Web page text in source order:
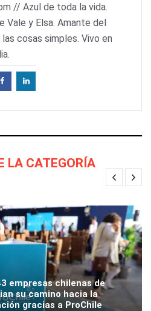
// Azul de toda la vida.
Vale y Elsa. Amante del
cosas simples. Vivo en
LA CATEGORÍA
empresas chilenas de
su camino hacia la
gracias a ProChile